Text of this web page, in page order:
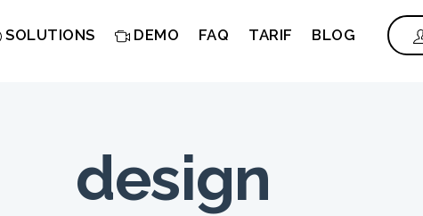
SOLUTIONS DEMO FAQ TARIF BLOG
design